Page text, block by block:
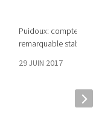
Puidoux: comptes:
remarquable stabilité
29 JUIN 2017